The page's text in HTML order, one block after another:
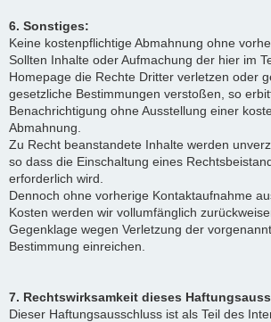
6. Sonstiges:
Keine kostenpflichtige Abmahnung ohne
Sollten Inhalte oder Aufmachung der hier im
Homepage die Rechte Dritter verletzen oder
gesetzliche Bestimmungen verstoßen, so
Benachrichtigung ohne Ausstellung einer
Abmahnung.
Zu Recht beanstandete Inhalte werden
so dass die Einschaltung eines
erforderlich wird.
Dennoch ohne vorherige Kontaktaufnahme
Kosten werden wir vollumfänglich
Gegenklage wegen Verletzung der
Bestimmung einreichen.
7. Rechtswirksamkeit dieses
Dieser Haftungsausschluss ist als Teil des